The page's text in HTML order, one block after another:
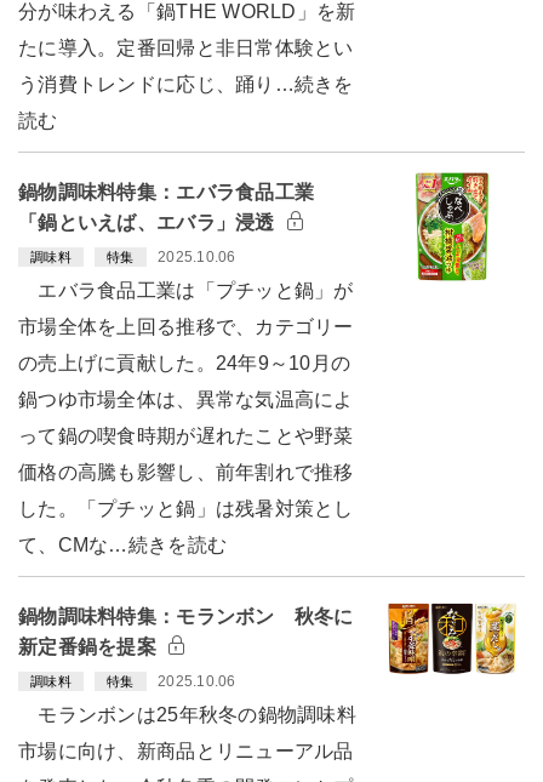
分が味わえる「鍋THE WORLD」を新
たに導入。定番回帰と非日常体験とい
う消費トレンドに応じ、踊り…続きを
読む
鍋物調味料特集：エバラ食品工業
「鍋といえば、エバラ」浸透
調味料 特集 2025.10.06
エバラ食品工業は「プチッと鍋」が
市場全体を上回る推移で、カテゴリー
の売上げに貢献した。24年9～10月の
鍋つゆ市場全体は、異常な気温高によ
って鍋の喫食時期が遅れたことや野菜
価格の高騰も影響し、前年割れで推移
した。「プチッと鍋」は残暑対策とし
て、CMな…続きを読む
鍋物調味料特集：モランボン 秋冬に
新定番鍋を提案
調味料 特集 2025.10.06
モランボンは25年秋冬の鍋物調味料
市場に向け、新商品とリニューアル品